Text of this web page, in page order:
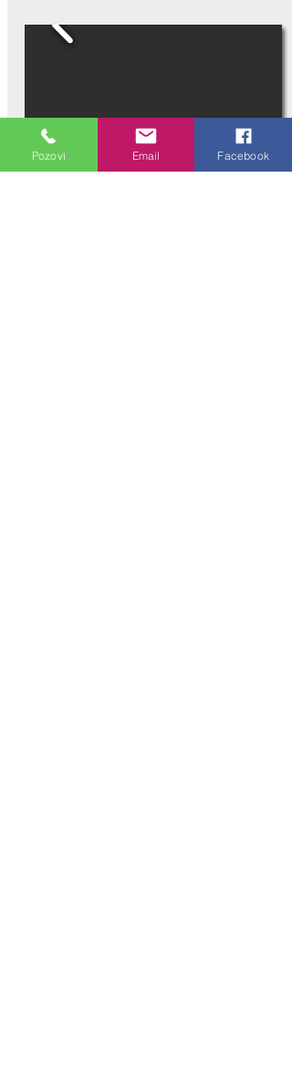
Pozovi Email Facebook